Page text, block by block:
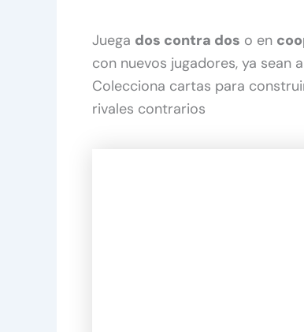
Juega dos contra dos o en
con nuevos jugadores, ya sean
Colecciona cartas para
rivales contrarios